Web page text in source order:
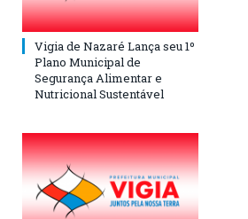
Vigia de Nazaré Lança seu 1º
Plano Municipal de
Segurança Alimentar e
Nutricional Sustentável